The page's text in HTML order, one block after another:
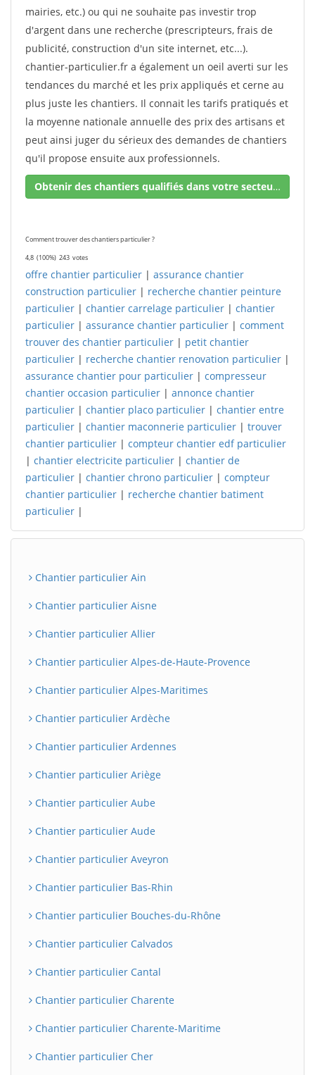
mairies, etc.) ou qui ne souhaite pas investir trop
d'argent dans une recherche (prescripteurs, frais de
publicité, construction d'un site internet, etc...).
chantier-particulier.fr a également un oeil averti sur les
tendances du marché et les prix appliqués et cerne au
plus juste les chantiers. Il connait les tarifs pratiqués et
la moyenne nationale annuelle des prix des artisans et
peut ainsi juger du sérieux des demandes de chantiers
qu'il propose ensuite aux professionnels.
Obtenir des chantiers qualifiés dans votre secteur !
Comment trouver des chantiers particulier ?
4,8 (100%) 243 votes
offre chantier particulier | assurance chantier
construction particulier | recherche chantier peinture
particulier | chantier carrelage particulier | chantier
particulier | assurance chantier particulier | comment
trouver des chantier particulier | petit chantier
particulier | recherche chantier renovation particulier |
assurance chantier pour particulier | compresseur
chantier occasion particulier | annonce chantier
particulier | chantier placo particulier | chantier entre
particulier | chantier maconnerie particulier | trouver
chantier particulier | compteur chantier edf particulier
| chantier electricite particulier | chantier de
particulier | chantier chrono particulier | compteur
chantier particulier | recherche chantier batiment
particulier |
Chantier particulier Ain
Chantier particulier Aisne
Chantier particulier Allier
Chantier particulier Alpes-de-Haute-Provence
Chantier particulier Alpes-Maritimes
Chantier particulier Ardèche
Chantier particulier Ardennes
Chantier particulier Ariège
Chantier particulier Aube
Chantier particulier Aude
Chantier particulier Aveyron
Chantier particulier Bas-Rhin
Chantier particulier Bouches-du-Rhône
Chantier particulier Calvados
Chantier particulier Cantal
Chantier particulier Charente
Chantier particulier Charente-Maritime
Chantier particulier Cher